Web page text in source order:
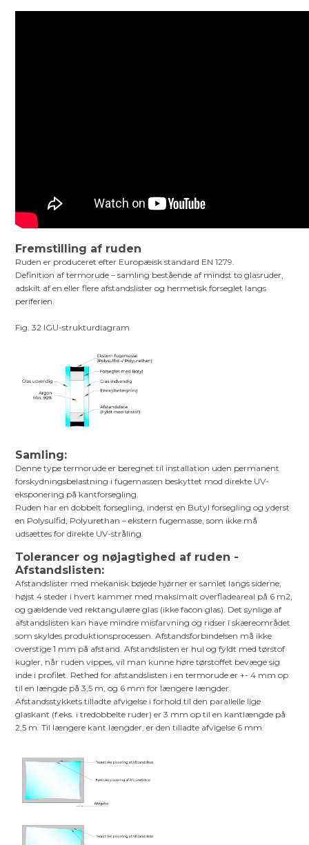
Fremstilling af ruden
Ruden er produceret efter Europæisk standard EN 1279.
Definition af termorude – samling bestående af mindst to glasruder,
adskilt af en eller flere afstandslister og hermetisk forseglet langs
periferien.
Fig. 32 IGU-strukturdiagram
Samling:
Denne type termorude er beregnet til installation uden permanent
forskydningsbelastning i fugemassen beskyttet mod direkte UV-
eksponering på kantforsegling.
Ruden har en dobbelt forsegling, inderst en Butyl forsegling og yderst
en Polysulfid, Polyurethan – ekstern fugemasse, som ikke må
udsættes for direkte UV-stråling.
Tolerancer og nøjagtighed af ruden -
Afstandslisten:
Afstandslister med mekanisk bøjede hjørner er samlet langs siderne,
højst 4 steder i hvert kammer med maksimalt overfladeareal på 6 m2,
og gældende ved rektangulære glas (ikke facon glas). Det synlige af
afstandslisten kan have mindre misfarvning og ridser i skæreområdet
som skyldes produktionsprocessen. Afstandsforbindelsen må ikke
overstige 1 mm på afstand. Afstandslisten er hul og fyldt med tørstof
kugler, når ruden vippes, vil man kunne høre tørstoffet bevæge sig
inde i profilet. Rethed for afstandslisten i en termorude er +- 4 mm op
til en længde på 3,5 m, og 6 mm for længere længder.
Afstandsstykkets tilladte afvigelse i forhold til den parallelle lige
glaskant (f.eks. i tredobbelte ruder) er 3 mm op til en kantlængde på
2,5 m. Til længere kant længder, er den tilladte afvigelse 6 mm.